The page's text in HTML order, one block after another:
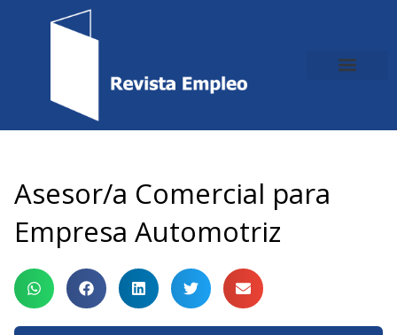
Asesor/a Comercial para
Empresa Automotriz